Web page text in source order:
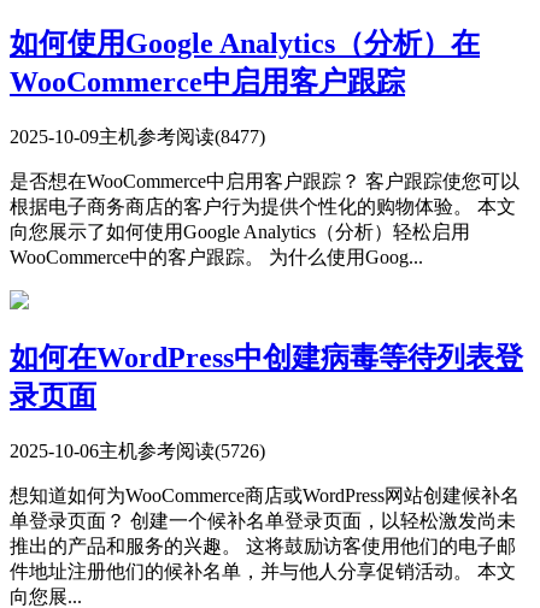
如何使用Google Analytics（分析）在
WooCommerce中启用客户跟踪
2025-10-09主机参考阅读(8477)
是否想在WooCommerce中启用客户跟踪？ 客户跟踪使您可以
根据电子商务商店的客户行为提供个性化的购物体验。 本文
向您展示了如何使用Google Analytics（分析）轻松启用
WooCommerce中的客户跟踪。 为什么使用Goog...
如何在WordPress中创建病毒等待列表登
录页面
2025-10-06主机参考阅读(5726)
想知道如何为WooCommerce商店或WordPress网站创建候补名
单登录页面？ 创建一个候补名单登录页面，以轻松激发尚未
推出的产品和服务的兴趣。 这将鼓励访客使用他们的电子邮
件地址注册他们的候补名单，并与他人分享促销活动。 本文
向您展...